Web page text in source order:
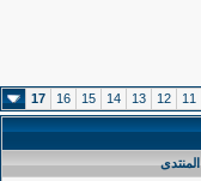
11
12
13
14
15
16
17
المنتدى